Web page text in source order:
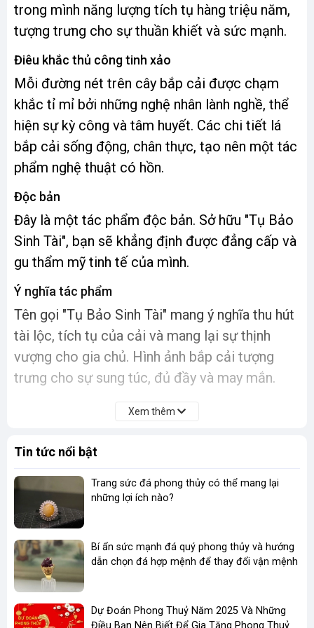
trong mình năng lượng tích tụ hàng triệu năm,
tượng trưng cho sự thuần khiết và sức mạnh.
Điêu khắc thủ công tinh xảo
Mỗi đường nét trên cây bắp cải được chạm
khắc tỉ mỉ bởi những nghệ nhân lành nghề, thể
hiện sự kỳ công và tâm huyết. Các chi tiết lá
bắp cải sống động, chân thực, tạo nên một tác
phẩm nghệ thuật có hồn.
Độc bản
Đây là một tác phẩm độc bản. Sở hữu "Tụ Bảo
Sinh Tài", bạn sẽ khẳng định được đẳng cấp và
gu thẩm mỹ tinh tế của mình.
Ý nghĩa tác phẩm
Tên gọi "Tụ Bảo Sinh Tài" mang ý nghĩa thu hút
tài lộc, tích tụ của cải và mang lại sự thịnh
vượng cho gia chủ. Hình ảnh bắp cải tượng
trưng cho sự sung túc, đủ đầy và may mắn.
Nguồn năng lượng tích cực
mẽ, giúp cân bằng âm dương, tạo không gian
sống hài hòa và tích cực.
Vật phẩm trang trí quan trọng
"Tụ Bảo Sinh Tài" là một vật phẩm trang trí
sang trọng, phù hợp với không gian sống và làm
việc của những người có địa vị và tri thức, thể
hiện gu thẩm mỹ tinh tế và đẳng cấp.
Món quà tặng ý nghĩa
Xem thêm
Tin tức nổi bật
Trang sức đá phong thủy có thể mang lại
những lợi ích nào?
Bí ẩn sức mạnh đá quý phong thủy và hướng
dẫn chọn đá hợp mệnh để thay đổi vận mệnh
Dự Đoán Phong Thuỷ Năm 2025 Và Những
Điều Bạn Nên Biết Để Gia Tăng Phong Thuỷ